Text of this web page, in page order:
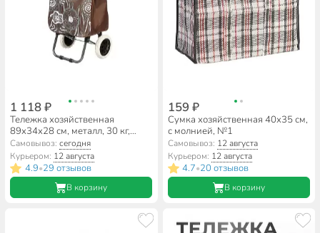
1 118 ₽
Тележка хозяйственная
89х34х28 см, металл, 30 кг,
коричневая, складная, с сумкой,
T2023-038
Самовывоз:сегодня
Курьером: 12 августа
4.9•29 отзывов
В корзину
159 ₽
Сумка хозяйственная 40х35 см,
с молнией, №1
Самовывоз: 12 августа
Курьером: 12 августа
4.7•20 отзывов
В корзину